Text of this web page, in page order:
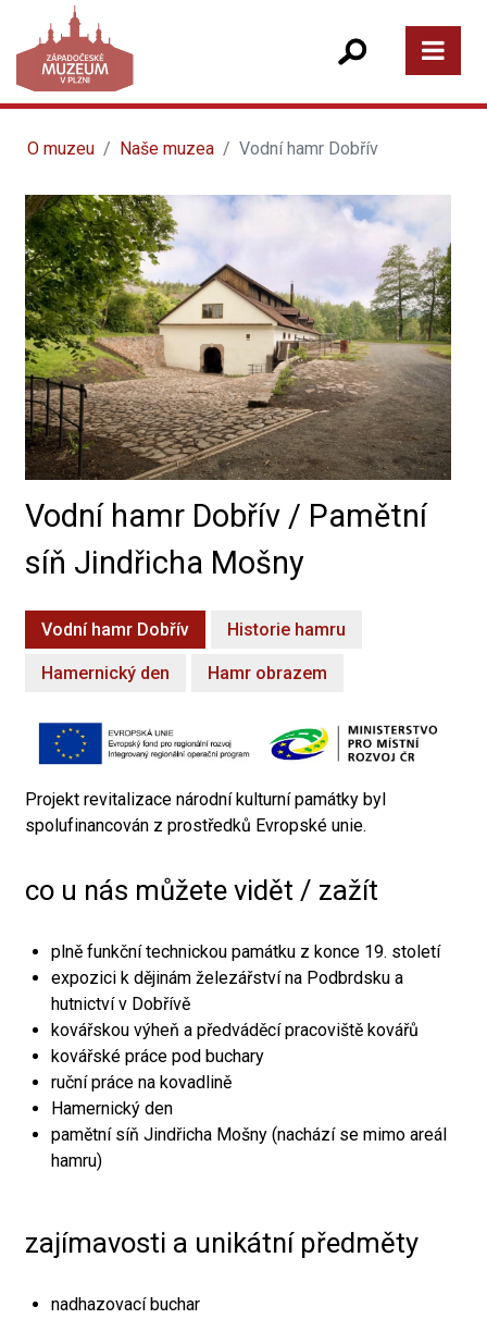
O muzeu Naše muzea Vodní hamr Dobřív
Vodní hamr Dobřív / Pamětní
síň Jindřicha Mošny
Vodní hamr Dobřív Historie hamru
Hamernický den Hamr obrazem
Projekt revitalizace národní kulturní památky byl
spolufinancován z prostředků Evropské unie.
co u nás můžete vidět / zažít
plně funkční technickou památku z konce 19. století
expozici k dějinám železářství na Podbrdsku a
hutnictví v Dobřívě
kovářskou výheň a předváděcí pracoviště kovářů
kovářské práce pod buchary
ruční práce na kovadlině
Hamernický den
pamětní síň Jindřicha Mošny (nachází se mimo areál
hamru)
zajímavosti a unikátní předměty
nadhazovací buchar